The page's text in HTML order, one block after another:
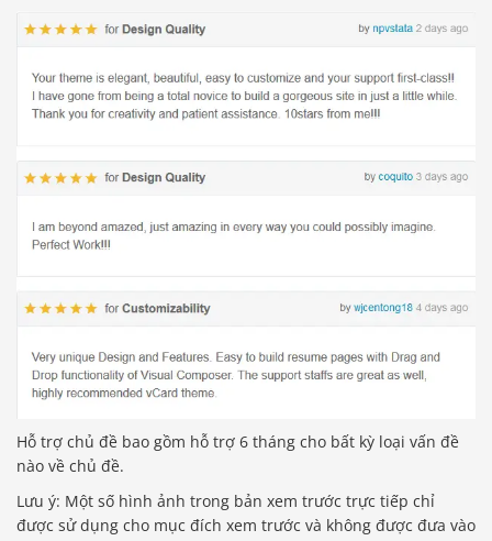
Hỗ trợ chủ đề bao gồm hỗ trợ 6 tháng cho bất kỳ loại vấn đề
nào về chủ đề.
Lưu ý: Một số hình ảnh trong bản xem trước trực tiếp chỉ
được sử dụng cho mục đích xem trước và không được đưa vào